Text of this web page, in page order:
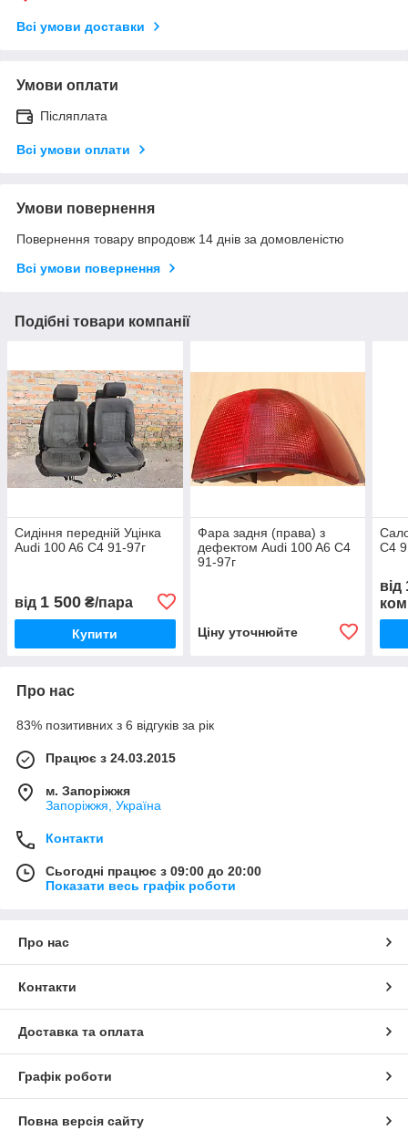
Всі умови доставки
Умови оплати
Післяплата
Всі умови оплати
Умови повернення
Повернення товару впродовж 14 днів за домовленістю
Всі умови повернення
Подібні товари компанії
Сидіння передній Уцінка
Audi 100 A6 C4 91-97г
від 1 500 ₴/пара
Купити
Фара задня (права) з
дефектом Audi 100 A6 C4
91-97г
Ціну уточнюйте
C4
від
Про нас
83% позитивних з 6 відгуків за рік
Працює з 24.03.2015
м. Запоріжжя
Запоріжжя, Україна
Контакти
Сьогодні працює з 09:00 до 20:00
Показати весь графік роботи
Про нас
Контакти
Доставка та оплата
Графік роботи
Повна версія сайту